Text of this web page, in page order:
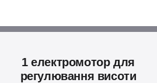
1 електромотор для
регулювання висоти